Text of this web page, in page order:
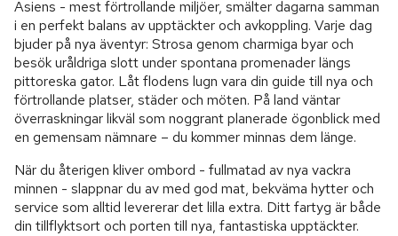
Asiens - mest förtrollande miljöer, smälter dagarna samman
i en perfekt balans av upptäckter och avkoppling. Varje dag
bjuder på nya äventyr: Strosa genom charmiga byar och
besök uråldriga slott under spontana promenader längs
pittoreska gator. Låt flodens lugn vara din guide till nya och
förtrollande platser, städer och möten. På land väntar
överraskningar likväl som noggrant planerade ögonblick med
en gemensam nämnare – du kommer minnas dem länge.
När du återigen kliver ombord - fullmatad av nya vackra
minnen - slappnar du av med god mat, bekväma hytter och
service som alltid levererar det lilla extra. Ditt fartyg är både
din tillflyktsort och porten till nya, fantastiska upptäckter.